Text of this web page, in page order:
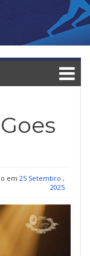
em 25 Setembro ,
2025